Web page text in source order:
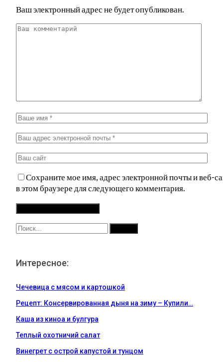
Ваш электронный адрес не будет опубликован.
Сохраните мое имя, адрес электронной почты и веб-
в этом браузере для следующего комментария.
Интересное:
Чечевица с мясом и картошкой
Рецепт: Консервированная дыня на зиму – Купили…
Каша из киноа и булгура
Теплый охотничий салат
Винегрет с острой капустой и тунцом